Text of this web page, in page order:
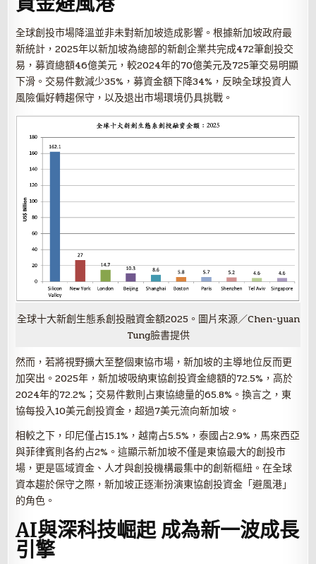
全球創投市場降溫並非未對新加坡造成影響。根據新加坡政府最
新統計，2025年以新加坡為總部的新創企業共完成472筆創投交
易，募資總額46億美元，較2024年的70億美元及725筆交易明顯
下滑。交易件數減少35%，募資金額下降34%，反映全球投資人
風險偏好轉趨保守，以及退出市場環境仍具挑戰。
全球十大新創生態系創投融資金額2025。圖片來源／Chen-yuan
Tung臉書提供
然而，若將視野擴大至整個東協市場，新加坡的主導地位反而更
加突出。2025年，新加坡吸納東協創投資金總額的72.5%，高於
2024年的72.2%；交易件數則占東協總量的65.8%。換言之，東
協每投入10美元創投資金，超過7美元流向新加坡。
相較之下，印尼僅占15.1%，越南占5.5%，泰國占2.9%，馬來西亞
與菲律賓則各約占2%。這顯示新加坡不僅是東協最大的創投市
場，更是區域資金、人才與創投機構最集中的創新樞紐。在全球
資本趨於保守之際，新加坡正逐漸扮演東協創投資金「避風港」
的角色。
AI與深科技崛起 成為新一波成長
引擎